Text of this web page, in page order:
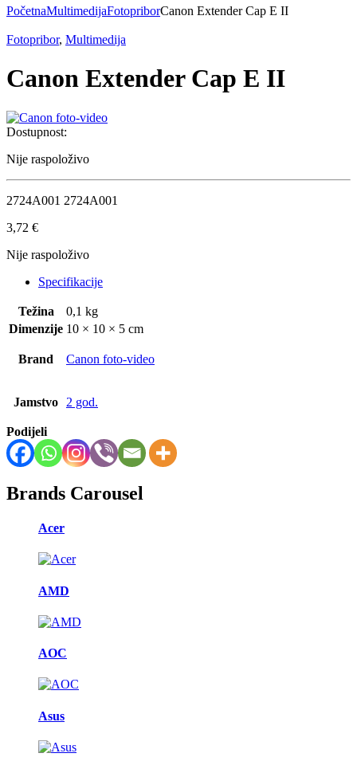
PočetnaMultimedijaFotopriborCanon Extender Cap E II
Fotopribor, Multimedija
Canon Extender Cap E II
Dostupnost:
Nije raspoloživo
2724A001 2724A001
3,72 €
Nije raspoloživo
Specifikacije
Težina
0,1 kg
Dimenzije 10 × 10 × 5 cm
Brand Canon foto-video
Jamstvo 2 god.
Podijeli
Brands Carousel
Acer
AMD
AOC
Asus